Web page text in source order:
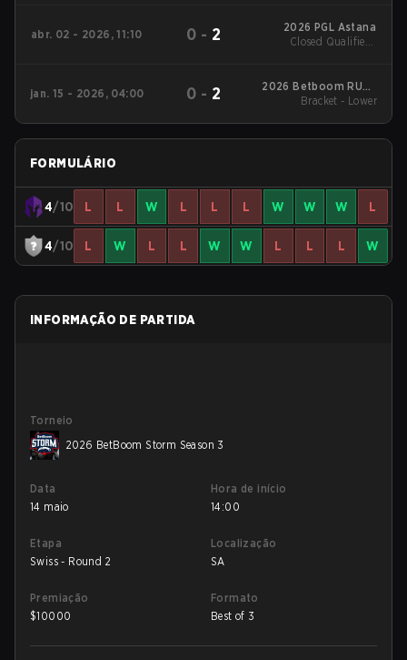
abr. 02 - 2026, 11:10 0 - 2
2026 PGL Astana
Closed Qualifier -
jan. 15 - 2026, 04:00
0 - 2
2026 Betboom RUSH
B Summit Season 1
Bracket - Lower
FORMULÁRIO
4/10 L L W L L L W W W L
4/10 L W L L W W L L L W
INFORMAÇÃO DE PARTIDA
Torneio
2026 BetBoom Storm Season 3
Data
14 maio
Hora de início
14:00
Etapa
Swiss - Round 2
Localização
SA
Premiação
$10000
Formato
Best of 3